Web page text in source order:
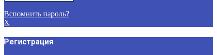
Вспомнить пароль?
X
Регистрация